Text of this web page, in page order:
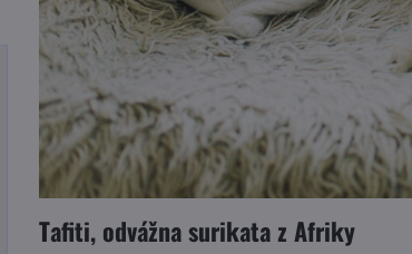
Tafiti, odvážna surikata z Afriky